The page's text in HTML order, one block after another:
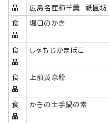
品
広島名産柿羊羹 祇園坊
食
品
堀口のかき
食
品
しゃもじかまぼこ
食
品
上煎黄奈粉
食
品
かきの土手鍋の素